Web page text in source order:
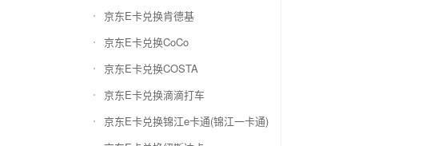
京东E卡兑换肯德基
京东E卡兑换CoCo
京东E卡兑换COSTA
京东E卡兑换滴滴打车
京东E卡兑换锦江e卡通(锦江一卡通)